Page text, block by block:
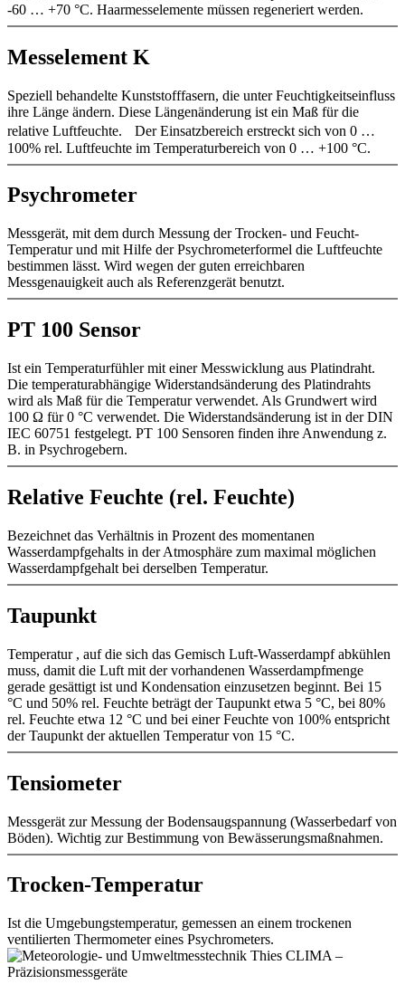
-60 … +70 °C. Haarmesselemente müssen regeneriert werden.
Messelement K
Speziell behandelte Kunststofffasern, die unter Feuchtigkeitseinfluss
ihre Länge ändern. Diese Längenänderung ist ein Maß für die
relative Luftfeuchte. Der Einsatzbereich erstreckt sich von 0 …
100% rel. Luftfeuchte im Temperaturbereich von 0 … +100 °C.
Psychrometer
Messgerät, mit dem durch Messung der Trocken- und Feucht-
Temperatur und mit Hilfe der Psychrometerformel die Luftfeuchte
bestimmen lässt. Wird wegen der guten erreichbaren
Messgenauigkeit auch als Referenzgerät benutzt.
PT 100 Sensor
Ist ein Temperaturfühler mit einer Messwicklung aus Platindraht.
Die temperaturabhängige Widerstandsänderung des Platindrahts
wird als Maß für die Temperatur verwendet. Als Grundwert wird
100 Ω für 0 °C verwendet. Die Widerstandsänderung ist in der DIN
IEC 60751 festgelegt. PT 100 Sensoren finden ihre Anwendung z.
B. in Psychrogebern.
Relative Feuchte (rel. Feuchte)
Bezeichnet das Verhältnis in Prozent des momentanen
Wasserdampfgehalts in der Atmosphäre zum maximal möglichen
Wasserdampfgehalt bei derselben Temperatur.
Taupunkt
Temperatur , auf die sich das Gemisch Luft-Wasserdampf abkühlen
muss, damit die Luft mit der vorhandenen Wasserdampfmenge
gerade gesättigt ist und Kondensation einzusetzen beginnt. Bei 15
°C und 50% rel. Feuchte beträgt der Taupunkt etwa 5 °C, bei 80%
rel. Feuchte etwa 12 °C und bei einer Feuchte von 100% entspricht
der Taupunkt der aktuellen Temperatur von 15 °C.
Tensiometer
Messgerät zur Messung der Bodensaugspannung (Wasserbedarf von
Böden). Wichtig zur Bestimmung von Bewässerungsmaßnahmen.
Trocken-Temperatur
Ist die Umgebungstemperatur, gemessen an einem trockenen
ventilierten Thermometer eines Psychrometers.